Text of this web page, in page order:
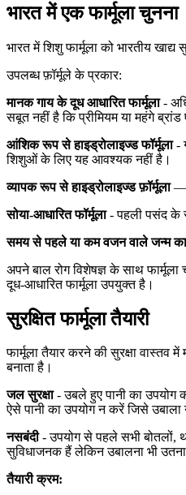
भारत में एक फार्मूला चुनना
भारत में शिशु फार्मूला को भारतीय
उपलब्ध फ़ॉर्मूले के प्रकार:
मानक गाय के दूध आधारित फार्मूला-
सबूत नहीं है कि प्रीमियम या महंगे
आंशिक रूप से हाइड्रोलाइज्ड फॉर्मूला-
शिशुओं के लिए यह आवश्यक नहीं है।
व्यापक रूप से हाइड्रोलाइज्ड फ़ॉर्मूला—
सोया-आधारित फॉर्मूला- पहली पसंद के
समय से पहले या कम वजन वाले जन्म का
अपने बाल रोग विशेषज्ञ के साथ
दूध-आधारित फार्मूला उपयुक्त है।
सुरक्षित फार्मूला तैयारी
फार्मूला तैयार करने की सुरक्षा वास्तव
बनाता है।
जल सुरक्षा- उबले हुए पानी का उपयोग
ऐसे पानी का उपयोग न करें जिसे उबाला
नसबंदी- उपयोग से पहले सभी बोतलों,
सुविधाजनक हैं लेकिन उबालना भी
तैयारी क्रम: